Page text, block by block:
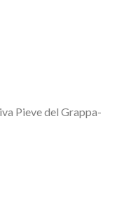
Pieve del Grappa-